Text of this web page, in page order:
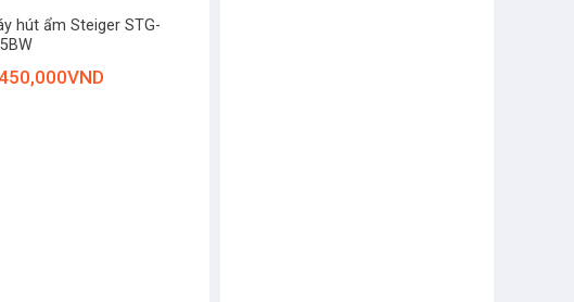
hút ẩm Steiger STG-
VND